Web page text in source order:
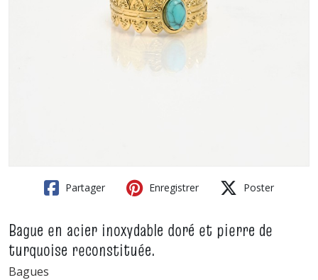
Partager Enregistrer Poster
Bague en acier inoxydable doré et pierre de
turquoise reconstituée.
Bagues